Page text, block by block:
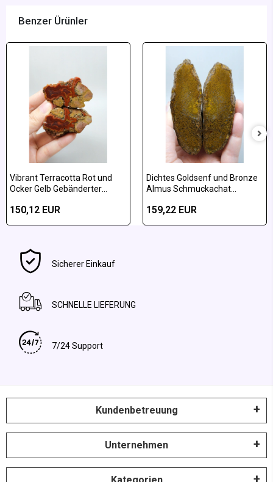
Benzer Ürünler
Vibrant Terracotta Rot und
Ocker Gelb Gebänderter
150,12 EUR
Dichtes Goldsenf und Bronze
Almus Schmuckachat
159,22 EUR
Sicherer Einkauf
SCHNELLE LIEFERUNG
7/24 Support
Kundenbetreuung
Unternehmen